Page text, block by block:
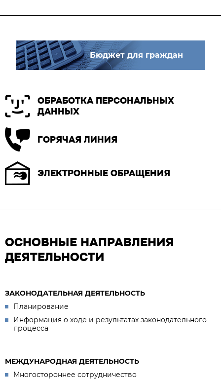
Бюджет для граждан
ОБРАБОТКА ПЕРСОНАЛЬНЫХ
ДАННЫХ
ГОРЯЧАЯ ЛИНИЯ
ЭЛЕКТРОННЫЕ ОБРАЩЕНИЯ
ОСНОВНЫЕ НАПРАВЛЕНИЯ
ДЕЯТЕЛЬНОСТИ
ЗАКОНОДАТЕЛЬНАЯ ДЕЯТЕЛЬНОСТЬ
Планирование
Информация о ходе и результатах законодательного
процесса
МЕЖДУНАРОДНАЯ ДЕЯТЕЛЬНОСТЬ
Многостороннее сотрудничество